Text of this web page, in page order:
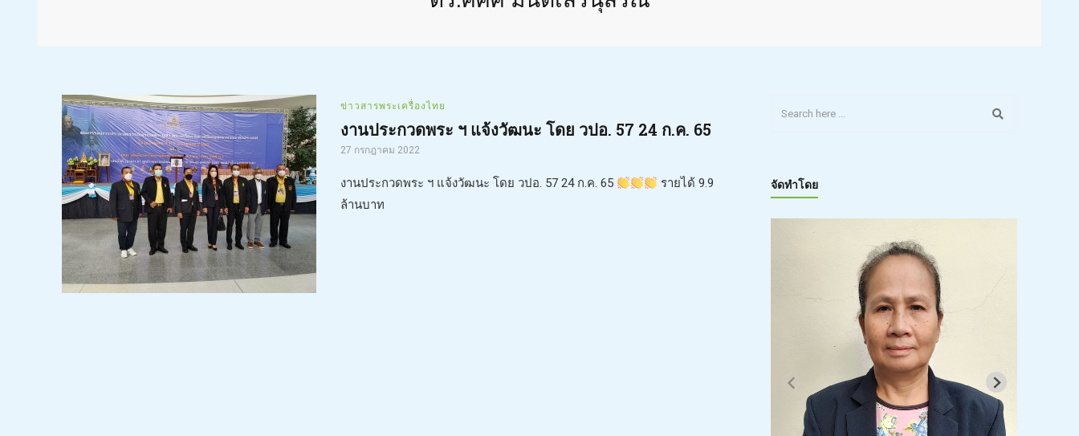
ข่าวสารพระเครื่องไทย
งานประกวดพระ ฯ แจ้งวัฒนะ โดย วปอ. 57 24 ก.ค. 65
27 กรกฎาคม 2022
งานประกวดพระ ฯ แจ้งวัฒนะ โดย วปอ. 57 24 ก.ค. 65
รายได้ 9.9
ล้านบาท
จัดทำโดย